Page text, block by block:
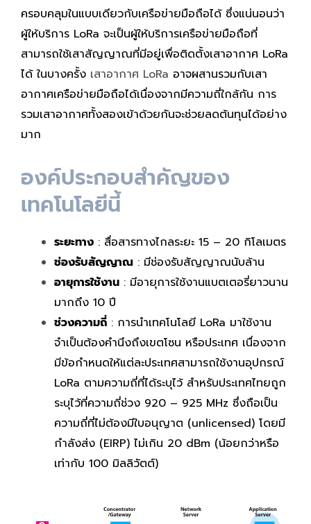
ครอบคลุมในแบบเดียวกับเครือข่ายมือถือได้ ซึ่งแน่นอนว่า
ผู้ให้บริการ LoRa จะเป็นผู้ให้บริการเครือข่ายมือถือที่
สามารถใช้เสาสัญญาณที่มีอยู่เพื่อติดตั้งเสาอากาศ LoRa
ได้ ในบางครั้ง เสาอากาศ LoRa อาจผสานรวมกับเสา
อากาศเครือข่ายมือถือได้เนื่องจากมีความถี่ใกล้กัน การ
รวมเสาอากาศทั้งสองเข้าด้วยกันจะช่วยลดต้นทุนได้อย่าง
มาก
องค์ประกอบสำคัญของ
เทคโนโลยีนี้
ระยะทาง : สื่อสารทางไกลระยะ 15 – 20 กิโลเมตร
ช่องรับสัญญาณ : มีช่องรับสัญญาณนับล้าน
อายุการใช้งาน : มีอายุการใช้งานแบตเตอรี่ยาวนาน
มากถึง 10 ปี
ช่วงความถี่ : การนำเทคโนโลยี LoRa มาใช้งาน
จำเป็นต้องคำนึงถึงเขตโซน หรือประเทศ เนื่องจาก
มีข้อกำหนดให้แต่ละประเทศสามารถใช้งานอุปกรณ์
LoRa ตามความถี่ที่ได้ระบุไว้ สำหรับประเทศไทยถูก
ระบุไว้ที่ความถี่ช่วง 920 – 925 MHz ซึ่งถือเป็น
ความถี่ที่ไม่ต้องมีใบอนุญาต (unlicensed) โดยมี
กำลังส่ง (EIRP) ไม่เกิน 20 dBm (น้อยกว่าหรือ
เท่ากับ 100 มิลลิวัตต์)